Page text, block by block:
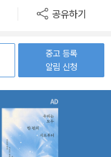
공유하기
중고 등록
알림 신청